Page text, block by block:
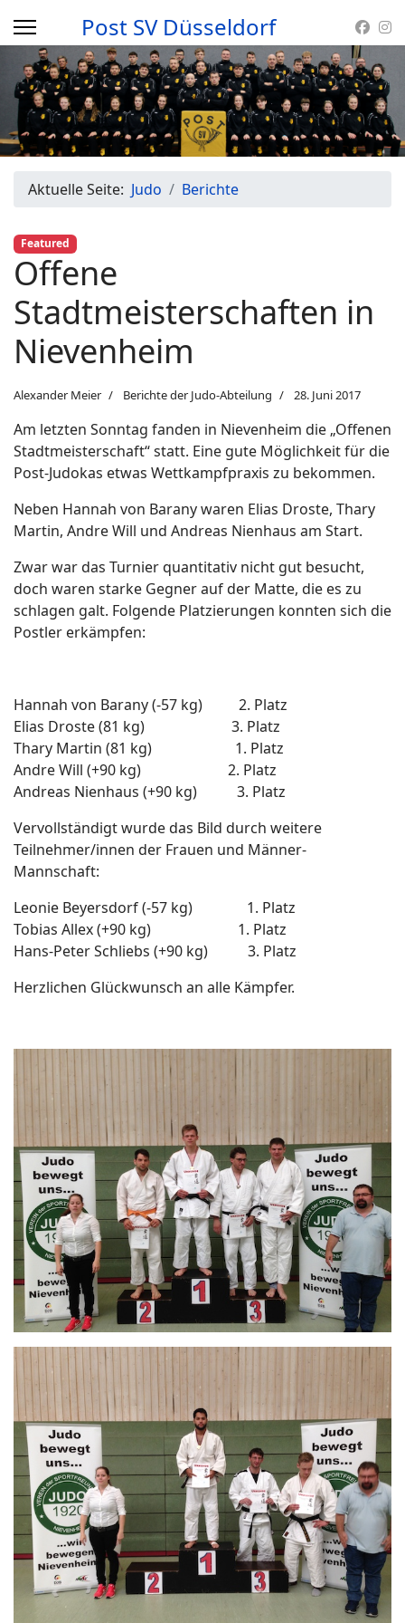
Post SV Düsseldorf
Aktuelle Seite: Judo Berichte
Featured
Offene
Stadtmeisterschaften in
Nievenheim
Alexander Meier Berichte der Judo-Abteilung 28. Juni 2017
Am letzten Sonntag fanden in Nievenheim die „Offenen
Stadtmeisterschaft“ statt. Eine gute Möglichkeit für die
Post-Judokas etwas Wettkampfpraxis zu bekommen.
Neben Hannah von Barany waren Elias Droste, Thary
Martin, Andre Will und Andreas Nienhaus am Start.
Zwar war das Turnier quantitativ nicht gut besucht,
doch waren starke Gegner auf der Matte, die es zu
schlagen galt. Folgende Platzierungen konnten sich die
Postler erkämpfen:
Hannah von Barany (-57 kg) 2. Platz
Elias Droste (81 kg) 3. Platz
Thary Martin (81 kg) 1. Platz
Andre Will (+90 kg) 2. Platz
Andreas Nienhaus (+90 kg) 3. Platz
Vervollständigt wurde das Bild durch weitere
Teilnehmer/innen der Frauen und Männer-
Mannschaft:
Leonie Beyersdorf (-57 kg) 1. Platz
Tobias Allex (+90 kg) 1. Platz
Hans-Peter Schliebs (+90 kg) 3. Platz
Herzlichen Glückwunsch an alle Kämpfer.